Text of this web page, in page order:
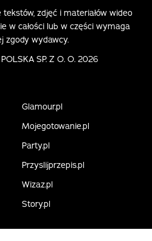
zdjęć i materiałów wideo
w całości lub w części wymaga
zgody wydawcy.
SP. Z O. O. 2026
Glamour.pl
Mojegotowanie.pl
Party.pl
Przyslijprzepis.pl
Wizaz.pl
Story.pl